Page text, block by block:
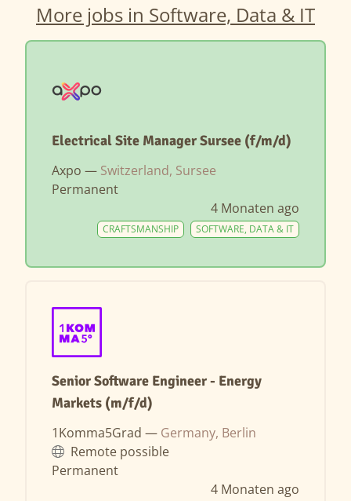
More jobs in Software, Data & IT
Electrical Site Manager Sursee (f/m/d)
Axpo — Switzerland, Sursee
Permanent
4 Monaten ago
SOFTWARE, DATA & IT
CRAFTSMANSHIP
Senior Software Engineer - Energy
Markets (m/f/d)
1Komma5Grad — Germany, Berlin
Remote possible
Permanent
4 Monaten ago